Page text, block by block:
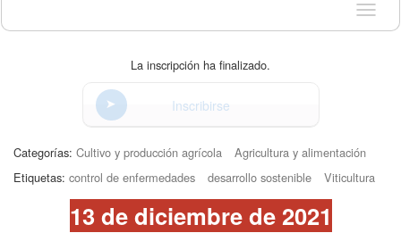
Idioma
La inscripción ha finalizado.
Inscribirse
Categorías: Cultivo y producción agrícola
Agricultura y alimentación
Etiquetas: control de enfermedades desarrollo sostenible Viticultura
13 de diciembre de 2021